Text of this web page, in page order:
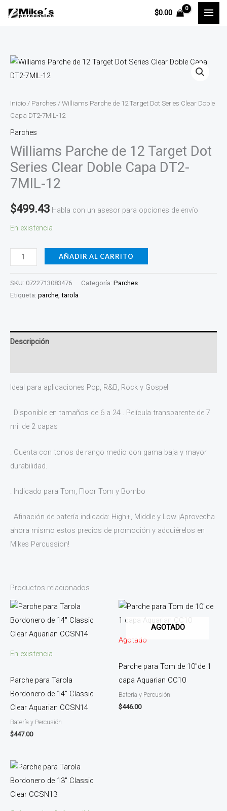
$0.00
Inicio / Parches / Williams Parche de 12 Target Dot Series Clear Doble
Capa DT2-7MIL-12
Parches
Williams Parche de 12 Target Dot
Series Clear Doble Capa DT2-
7MIL-12
$499.43 Habla con un asesor para opciones de envío
En existencia
Williams
Parche
12
Target
Dot
Series
Clear
Doble
Capa
7MIL-
12
AÑADIR AL CARRITO
SKU: 0722713083476 Categoría: Parches
Etiqueta: parche, tarola
Descripción
Ideal para aplicaciones Pop, R&B, Rock y Gospel
. Disponible en tamaños de 6 a 24 . Película transparente de 7
mil de 2 capas
. Cuenta con tonos de rango medio con gama baja y mayor
durabilidad.
. Indicado para Tom, Floor Tom y Bombo
. Afinación de batería indicada: High+, Middle y Low ¡Aprovecha
ahora mismo estos precios de promoción y adquiérelos en
Mikes Percussion!
Productos relacionados
En existencia
Parche para Tarola
Bordonero de 14″ Classic
Clear Aquarian CCSN14
Batería y Percusión
$447.00
AGOTADO
Agotado
Parche para Tom de 10″de 1
capa Aquarian CC10
Batería y Percusión
$446.00